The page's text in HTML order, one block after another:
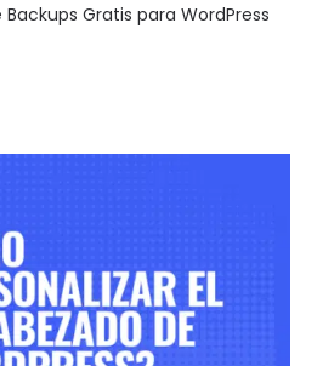
Backups Gratis para WordPress